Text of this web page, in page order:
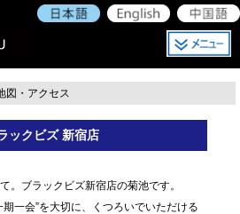
図・アクセス
ックビズ 新宿店
。ブラックビズ新宿店の菊池です。
期一会”を大切に、くつろいでいただける